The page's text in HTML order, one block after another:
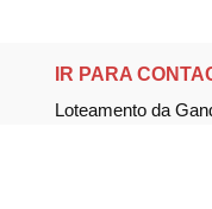
IR PARA
Loteamento da